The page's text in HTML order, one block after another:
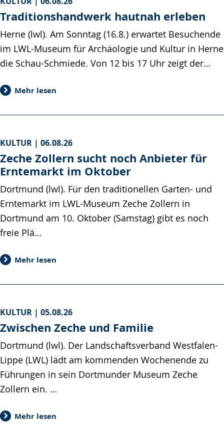
Traditionshandwerk hautnah erleben
Herne (lwl). Am Sonntag (16.8.) erwartet Besuchende
im LWL-Museum für Archäologie und Kultur in Herne
die Schau-Schmiede. Von 12 bis 17 Uhr zeigt der…
Mehr lesen
KULTUR | 06.08.26
Zeche Zollern sucht noch Anbieter für
Erntemarkt im Oktober
Dortmund (lwl). Für den traditionellen Garten- und
Erntemarkt im LWL-Museum Zeche Zollern in
Dortmund am 10. Oktober (Samstag) gibt es noch
freie Plä…
Mehr lesen
KULTUR | 05.08.26
Zwischen Zeche und Familie
Dortmund (lwl). Der Landschaftsverband Westfalen-
Lippe (LWL) lädt am kommenden Wochenende zu
Führungen in sein Dortmunder Museum Zeche
Zollern ein. …
Mehr lesen